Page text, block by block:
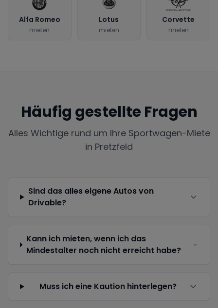
Alfa Romeo
mieten
Lotus
mieten
Corvette
mieten
Häufig gestellte Fragen
Alles Wichtige rund um Ihre Sportwagen-Miete
in Pretzfeld
Sind das alles eigene Autos von
Drivable?
Kann ich mieten, wenn ich das
Mindestalter noch nicht erreicht habe?
Muss ich eine Kaution hinterlegen?